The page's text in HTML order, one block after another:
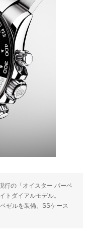
行の「オイスター パーペ
トダイアルモデル。
ゼルを装備。SSケース